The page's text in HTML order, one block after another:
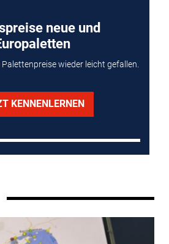
neue und
wieder leicht gefallen.
KENNENLERNEN